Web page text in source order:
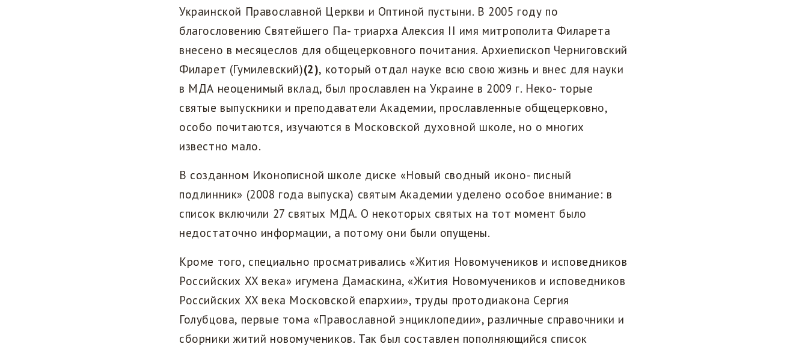
Украинской Православной Церкви и Оптиной пустыни. В 2005 году по
благословению Святейшего Па- триарха Алексия II имя митрополита Филарета
внесено в месяцеслов для общецерковного почитания. Архиепископ Черниговский
Филарет (Гумилевский)(2), который отдал науке всю свою жизнь и внес для науки
в МДА неоценимый вклад, был прославлен на Украине в 2009 г. Неко- торые
святые выпускники и преподаватели Академии, прославленные общецерковно,
особо почитаются, изучаются в Московской духовной школе, но о многих
известно мало.
В созданном Иконописной школе диске «Новый сводный иконо- писный
подлинник» (2008 года выпуска) святым Академии уделено особое внимание: в
список включили 27 святых МДА. О некоторых святых на тот момент было
недостаточно информации, а потому они были опущены.
Кроме того, специально просматривались «Жития Новомучеников и исповедников
Российских XX века» игумена Дамаскина, «Жития Новомучеников и исповедников
Российских XX века Московской епархии», труды протодиакона Сергия
Голубцова, первые тома «Православной энциклопедии», различные справочники и
сборники житий новомучеников. Так был составлен пополняющийся список